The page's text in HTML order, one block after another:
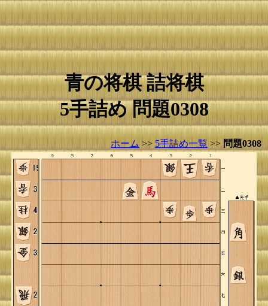
青の将棋 詰将棋
5手詰め 問題0308
ホーム >> 5手詰め一覧 >> 問題0308